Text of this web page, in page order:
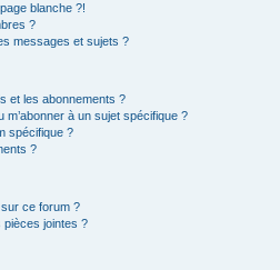
blanche ?!
?
messages et sujets ?
et les abonnements ?
à un sujet spécifique ?
spécifique ?
?
ce forum ?
pièces jointes ?